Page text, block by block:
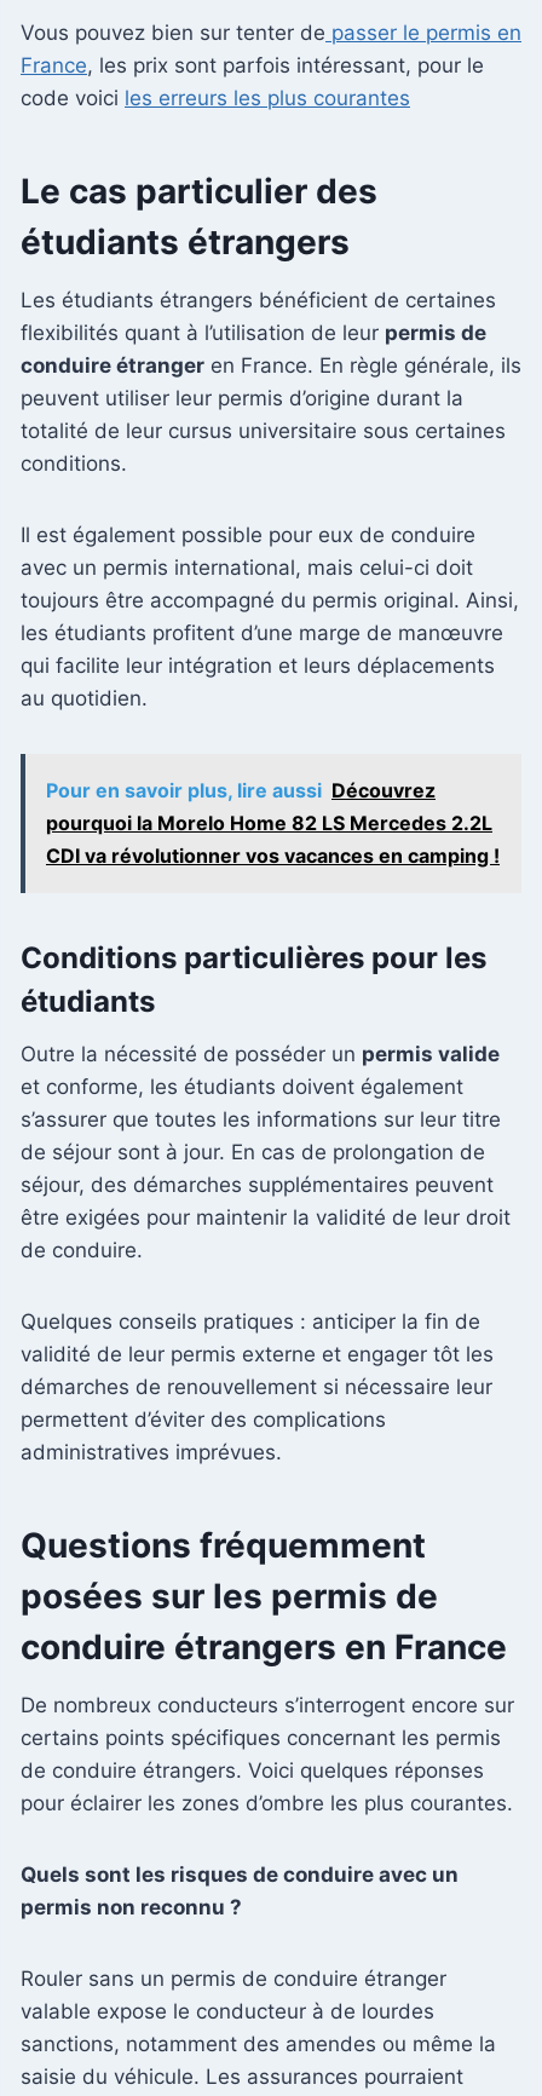
Vous pouvez bien sur tenter de passer le permis en
France, les prix sont parfois intéressant, pour le
code voici les erreurs les plus courantes
Le cas particulier des
étudiants étrangers
Les étudiants étrangers bénéficient de certaines
flexibilités quant à l’utilisation de leur permis de
conduire étranger en France. En règle générale, ils
peuvent utiliser leur permis d’origine durant la
totalité de leur cursus universitaire sous certaines
conditions.
Il est également possible pour eux de conduire
avec un permis international, mais celui-ci doit
toujours être accompagné du permis original. Ainsi,
les étudiants profitent d’une marge de manœuvre
qui facilite leur intégration et leurs déplacements
au quotidien.
Pour en savoir plus, lire aussi Découvrez
pourquoi la Morelo Home 82 LS Mercedes 2.2L
CDI va révolutionner vos vacances en camping !
Conditions particulières pour les
étudiants
Outre la nécessité de posséder un permis valide
et conforme, les étudiants doivent également
s’assurer que toutes les informations sur leur titre
de séjour sont à jour. En cas de prolongation de
séjour, des démarches supplémentaires peuvent
être exigées pour maintenir la validité de leur droit
de conduire.
Quelques conseils pratiques : anticiper la fin de
validité de leur permis externe et engager tôt les
démarches de renouvellement si nécessaire leur
permettent d’éviter des complications
administratives imprévues.
Questions fréquemment
posées sur les permis de
conduire étrangers en France
De nombreux conducteurs s’interrogent encore sur
certains points spécifiques concernant les permis
de conduire étrangers. Voici quelques réponses
pour éclairer les zones d’ombre les plus courantes.
Quels sont les risques de conduire avec un
permis non reconnu ?
Rouler sans un permis de conduire étranger
valable expose le conducteur à de lourdes
sanctions, notamment des amendes ou même la
saisie du véhicule. Les assurances pourraient